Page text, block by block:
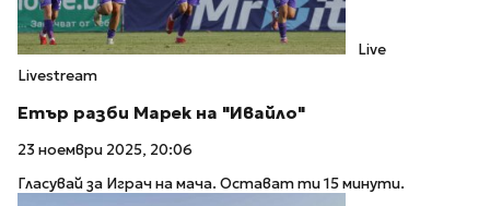
Live
Livestream
Етър разби Марек на "Ивайло"
23 ноември 2025, 20:06
Гласувай за Играч на мача. Остават ти 15 минути.